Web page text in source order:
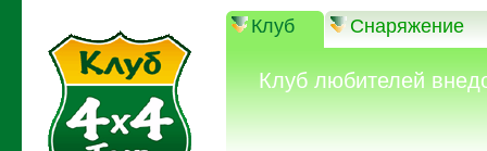
Клуб Снаряжение
Клуб любителей